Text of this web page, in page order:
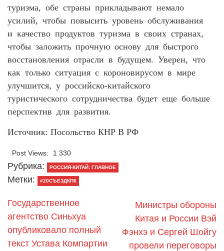
туризма, обе страны прикладывают немало
усилий, чтобы повысить уровень обслуживания
и качество продуктов туризма в своих странах,
чтобы заложить прочную основу для быстрого
восстановления отрасли в будущем. Уверен, что
как только ситуация с короновирусом в мире
улучшится, у российско-китайского
туристического сотрудничества будет еще больше
перспектив для развития.
Источник: Посольство КНР В РФ
Post Views: 1 330
Рубрика: РОССИЯ-КИТАЙ: ГЛАВНОЕ
Метки: #20СЪЕЗДКПК
Государственное
агентство Синьхуа
опубликовало полный
текст Устава Компартии
Министры обороны
Китая и России Вэй
Фэнхэ и Сергей Шойгу
провели переговоры